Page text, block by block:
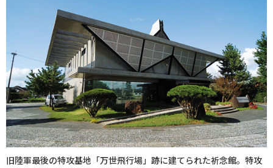
初めてご利用の方
クーポンご利用について
旧陸軍最後の特攻基地「万世飛行場」跡に建てられた祈念館。特攻